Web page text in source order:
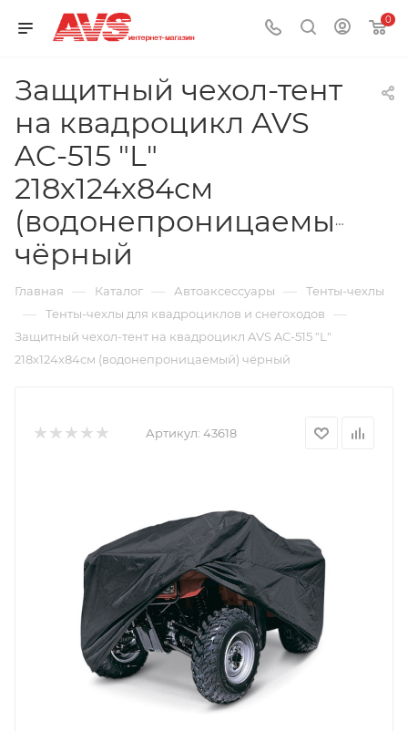
0
Защитный чехол-тент
на квадроцикл AVS
AC-515 "L"
218х124х84см
(водонепроницаемый)
чёрный
Главная — Каталог — Автоаксессуары — Тенты-чехлы
— Тенты-чехлы для квадроциклов и снегоходов —
Защитный чехол-тент на квадроцикл AVS AC-515 "L"
218х124х84см (водонепроницаемый) чёрный
Артикул: 43618